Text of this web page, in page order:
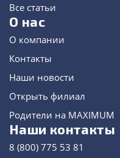
Все статьи
О нас
О компании
Контакты
Наши новости
Открыть филиал
Родители на MAXIMUM
Наши контакты
8 (800) 775 53 81